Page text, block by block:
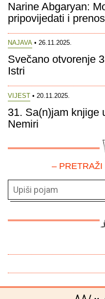
Narine Abgaryan:
pripovijedati i
NAJAVA • 26.11.2025.
Svečano otvorenje
Istri
VIJEST • 20.11.2025.
31. Sa(n)jam knjige
Nemiri
–